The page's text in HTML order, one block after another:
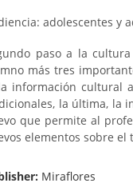
adolescentes y
paso a la
más tres
información cultural
la última, la
que permite al
elementos sobre el
Miraflores